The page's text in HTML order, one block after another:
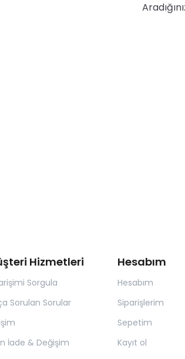
Hizmetleri
Sorgula
Sorulan Sorular
İade & Değişim
Hesabım
Hesabım
Siparişlerim
Sepetim
Kayıt ol